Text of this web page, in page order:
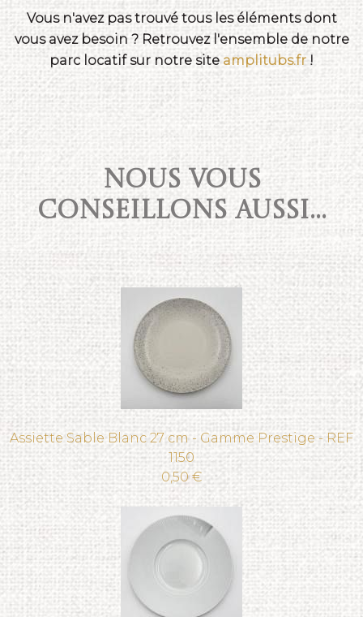
Vous n'avez pas trouvé tous les éléments dont
vous avez besoin ? Retrouvez l'ensemble de notre
parc locatif sur notre siteamplitubs.fr !
NOUS VOUS
CONSEILLONS AUSSI...
Assiette Sable Blanc 27 cm - Gamme Prestige - REF
1150
0,50 €